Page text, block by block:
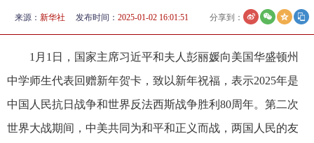
来源： 新华社 发布时间： 2025-01-02 16:01:51 分享到：
1月1日，国家主席习近平和夫人彭丽媛向美国华盛顿州
中学师生代表回赠新年贺卡，致以新年祝福，表示2025年是
中国人民抗日战争和世界反法西斯战争胜利80周年。第二次
世界大战期间，中美共同为和平和正义而战，两国人民的友